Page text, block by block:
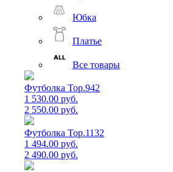
Юбка
Платье
Все товары
Футболка Top.942
1 530.00 руб.
2 550.00 руб.
Футболка Top.1132
1 494.00 руб.
2 490.00 руб.